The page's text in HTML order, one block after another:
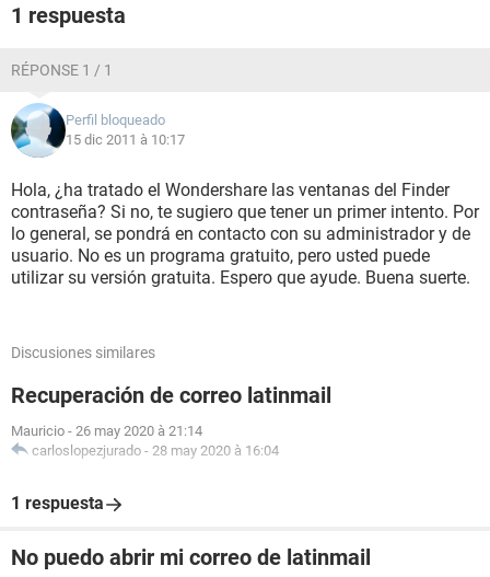
1 respuesta
RÉPONSE 1 / 1
Perfil bloqueado
15 dic 2011 à 10:17
Hola, ¿ha tratado el Wondershare las ventanas del Finder
contraseña? Si no, te sugiero que tener un primer intento. Por
lo general, se pondrá en contacto con su administrador y de
usuario. No es un programa gratuito, pero usted puede
utilizar su versión gratuita. Espero que ayude. Buena suerte.
Discusiones similares
Recuperación de correo latinmail
Mauricio - 26 may 2020 à 21:14
carloslopezjurado - 28 may 2020 à 16:04
1 respuesta
No puedo abrir mi correo de latinmail